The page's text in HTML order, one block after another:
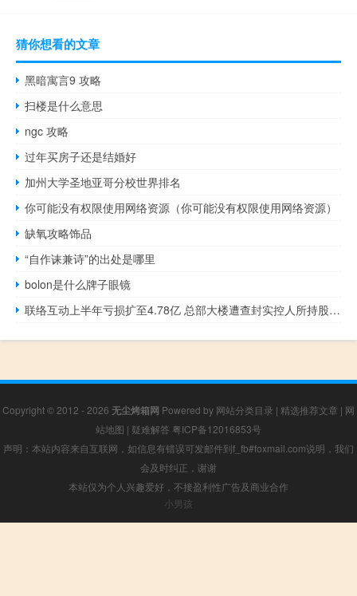
猜你想看的文章
黑暗寓言9 攻略
扫楼是什么意思
ngc 攻略
过年买房子还是结婚好
加州大学圣地亚哥分校世界排名
你可能没有权限使用网络资源（你可能没有权限使用网络资源）
缺氧攻略饰品
“自作诔兼诗”的出处是哪里
bolon是什么牌子眼镜
联络互动上半年亏损扩至4.78亿 总部大楼遭查封实控人所持股份全部被冻结
Copyright © 2012 - 2026 无尘烤箱网 Powered by 网站分类目录 | 精选推荐文章 | 网
站地图 | 疑难解答 粤ICP备12016853号
声明：本站内容来自互联网，如信息有错误可发邮件到f_fb#foxmail.com说明，我们
会及时纠正，谢谢
本站仅为个人兴趣爱好，不接盈利性广告及商业合作
小男孩